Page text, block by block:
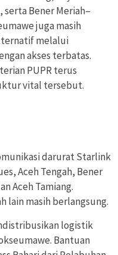
serta Bener Meriah–
juga masih
melalui
akses terbatas.
PUPR terus
vital tersebut.
darurat Starlink
Aceh Tengah, Bener
Aceh Tamiang.
lain masih berlangsung.
logistik
Bantuan